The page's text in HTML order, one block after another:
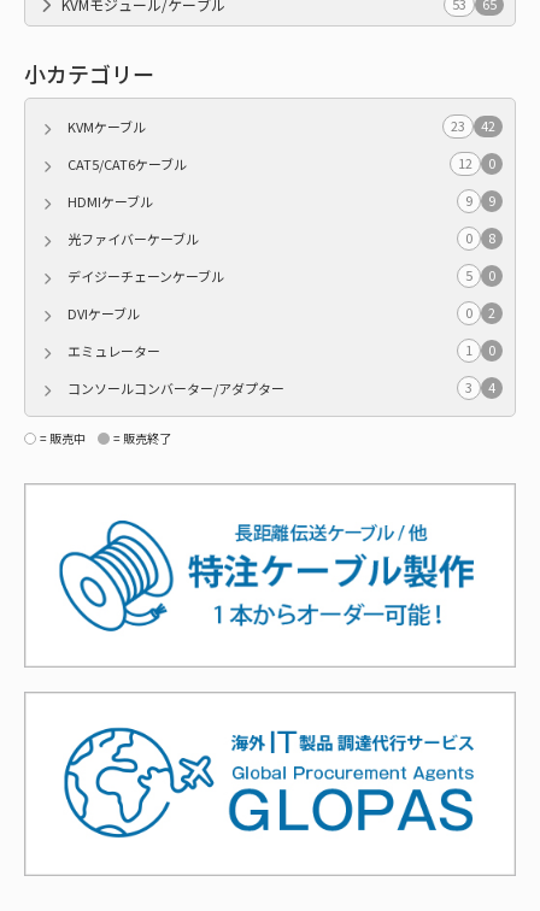
KVMモジュール/ケーブル
小カテゴリー
KVMケーブル 23
42
CAT5/CAT6ケーブル
12
0
HDMIケーブル
9
9
光ファイバーケーブル
0
8
デイジーチェーンケーブル
5
0
DVIケーブル
0
2
エミュレーター
1
0
コンソールコンバーター/アダプター
3 4
= 販売中 = 販売終了